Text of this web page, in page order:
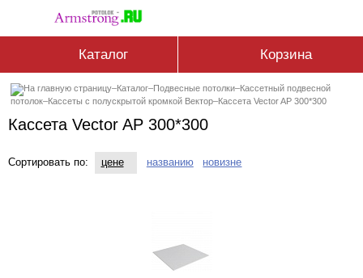
Каталог Корзина
–Каталог–Подвесные потолки–Кассетный подвесной
потолок–Кассеты с полускрытой кромкой Вектор–Кассетa Vector AP 300*300
Кассетa Vector AP 300*300
Сортировать по: цене названию новизне